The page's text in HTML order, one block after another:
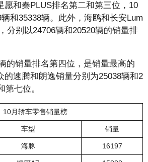
愿和秦PLUS排名第二和第三位，10
和35338辆。此外，海鸥和长安Lum
分别以24706辆和20520辆的销量排
的销量排名第四位，是销量最高的
的速腾和朗逸销量分别为25038辆和2
第七位。
10月轿车零售销量榜
车型 销量
海豚 16197